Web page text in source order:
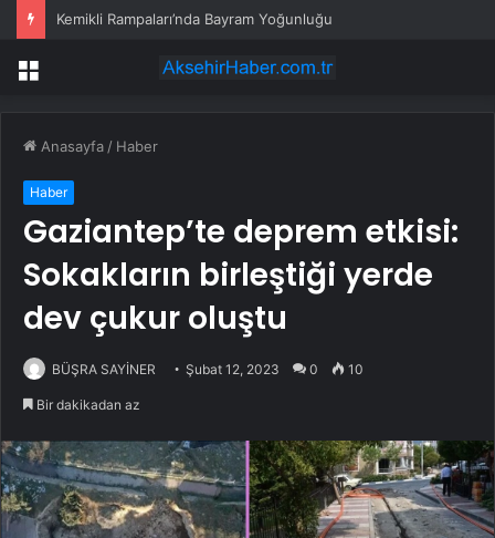
Kemikli Rampaları’nda Bayram Yoğunluğu
Menü
Anasayfa / Haber
Haber
Gaziantep’te deprem etkisi:
Sokakların birleştiği yerde
dev çukur oluştu
BÜŞRA SAYİNER Şubat 12, 2023 0 10
Bir dakikadan az